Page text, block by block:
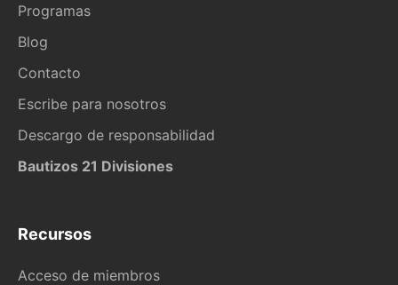
Programas
Blog
Contacto
Escribe para nosotros
Descargo de responsabilidad
Bautizos 21 Divisiones
Recursos
Acceso de miembros